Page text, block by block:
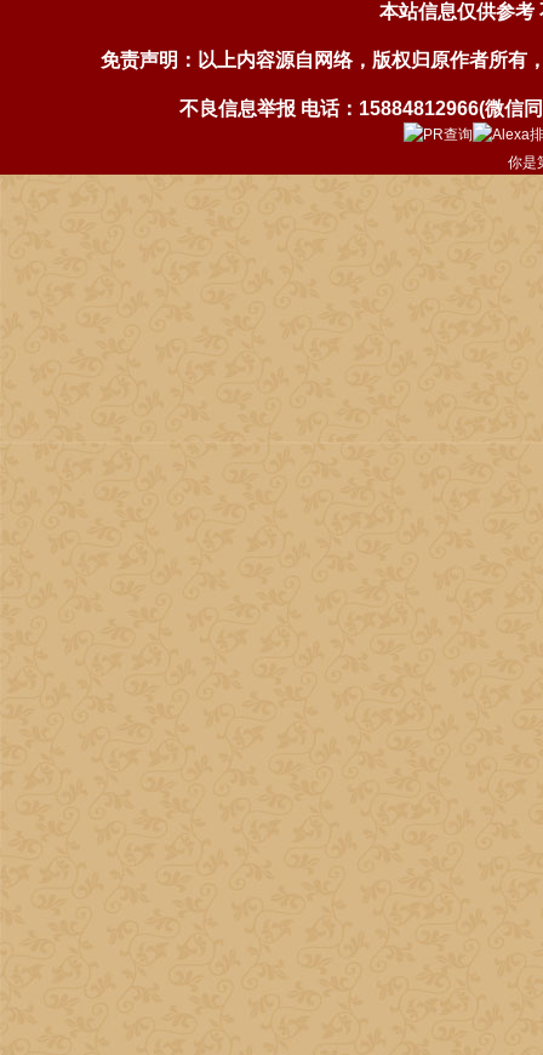
本站信息仅供参考
免责声明：以上内容源自网络，版权归原作者所有
不良信息举报 电话：15884812966(微
你是